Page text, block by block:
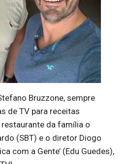
Bruzzone, sempre
de TV para receitas
da família o
(SBT) e o diretor Diogo
com a Gente’ (Edu Guedes),